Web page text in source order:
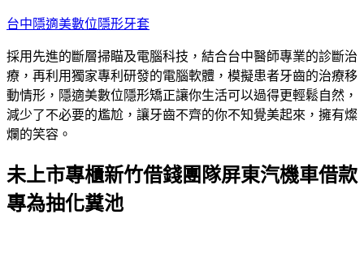
跳
主
要
內
容
台中隱適美數位隱形牙套
採用先進的斷層掃瞄及電腦科技，結合台中醫師專業的診斷治
療，再利用獨家專利研發的電腦軟體，模擬患者牙齒的治療移
動情形，隱適美數位隱形矯正讓你生活可以過得更輕鬆自然，
減少了不必要的尷尬，讓牙齒不齊的你不知覺美起來，擁有燦
爛的笑容。
未上市專櫃新竹借錢團隊屏東汽機車借款
專為抽化糞池